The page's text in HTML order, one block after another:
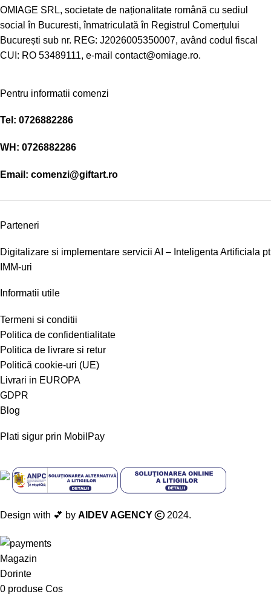
OMIAGE SRL, societate de naționalitate română cu sediul
social în Bucuresti, înmatriculată în Registrul Comerțului
București sub nr. REG: J2026005350007, având codul fiscal
CUI: RO 53489111, e-mail contact@omiage.ro.
Pentru informatii comenzi
Tel: 0726882286
WH: 0726882286
Email: comenzi@giftart.ro
Parteneri
Digitalizare si implementare servicii AI – Inteligenta Artificiala pt
IMM-uri
Informatii utile
Termeni si conditii
Politica de confidentialitate
Politica de livrare si retur
Politică cookie-uri (UE)
Livrari in EUROPA
GDPR
Blog
Plati sigur prin MobilPay
Design with 💕 by AIDEV AGENCY 2024.
Magazin
Dorinte
0 produse Cos